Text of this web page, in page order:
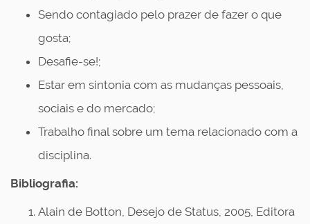
Sendo contagiado pelo prazer de fazer o que
gosta;
Desafie-se!;
Estar em sintonia com as mudanças pessoais,
sociais e do mercado;
Trabalho final sobre um tema relacionado com a
disciplina.
Bibliografia:
Alain de Botton, Desejo de Status, 2005, Editora